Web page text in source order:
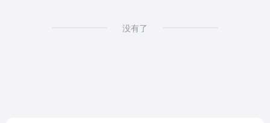
没有了